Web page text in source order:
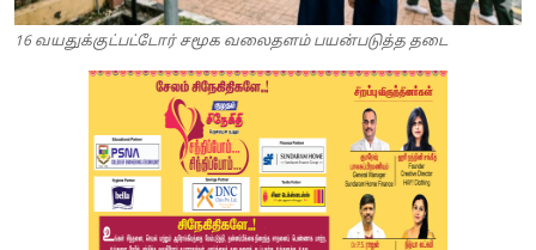
16 வயதுக்குட்பட்டோர் சமூக வலைதளம் பயன்படுத்த தடை